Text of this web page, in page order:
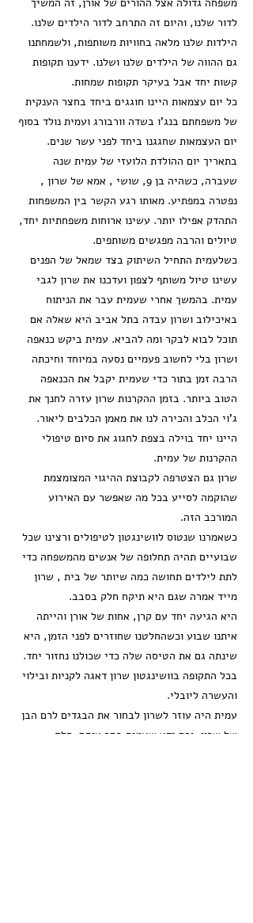
לדור שלנו, והיום זה התרחב לדור הילדים שלנו.
הילדות שלנו מלאה בחוויות משותפות, ולשמחתנו
גם ההווה של הילדים שלנו ושלנו. ידענו תקופות
קשות יחד אבל בעיקר תקופות שמחות.
כל יום עצמאות היינו חוגגים ביחד בחצר הענקית
של משפחתם בנג'ו בשדה וורבורג ועמית נולד בסוף
יום העצמאות שחגגנו ביחד לפני עשר שנים.
בתאריך יום ההולדת הלועזי של עמית שנה
שעברה, כשהיה בן 9, שושי , אמא של שרון ,
נפטרה במפתיע. מאותו רגע הקשר בין המשפחות
התהדק אפילו יותר. עשינו ארוחות משפחתיות יחד,
טיולים והרבה מפגשים משותפים.
כשלעמית התחיל השיתוק בצד שמאל של הפנים
עשינו טיול משותף לצפון ועדכנו את שרון לגבי
עמית. בהמשך אחרי שעמית עבר את הניתוח
באיכילוב ושרון עבדה בתל אביב היא שאלה אם
תוכל לבוא לבקר ומה להביא. עמית ביקש כנאפה
ושרון בלי לחשוב פעמיים נסעה במיוחד וחיכתה
הרבה זמן בתור כדי שעמית יקבל את הכנאפה
הטוב ביותר. בזמן ההקרנות שרון עזרה לחנך את
ג'וי הכלב והכירה לנו את מאמן הכלבים ליאור.
היינו יחד בוילה בצפת לחגוג את סיום טיפולי
ההקרנות של עמית.
שרון גם הצטרפה לקבוצת ההיגוי המצומצמת
שהוקמה לסייע בכל מה שאפשר עם האירוע
המורכב הזה.
כשאמרנו שנטוס לוושינגטון לטיפולים ורצינו שכל
שבועיים תהיה תחלופה של אנשים מהמשפחה כדי
לתת לילדים תחושה כמה שיותר של בית , שרון
מייד אמרה שגם היא תיקח חלק בסבב.
היא הגיעה יחד עם קרן, אחות של אורן והייתה
איתנו שבוע וכשהחלטנו שחוזרים לפני הזמן, היא
שינתה גם את הטיסה שלה כדי שכולנו נחזור יחד.
בכל התקופה בוושינגטון שרון דאגה לקניות ובילוי
והעשרה ליובלי.
עמית היה עוזר לשרון לבחור את הבגדים לרם הבן
של שרון, ורם ידע שעמית בחר אותם. חלק